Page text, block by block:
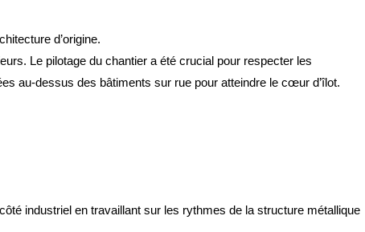
d’origine.
Le pilotage du chantier a été crucial pour respecter les
au-dessus des bâtiments sur rue pour atteindre le cœur d’îlot.
industriel en travaillant sur les rythmes de la structure métallique